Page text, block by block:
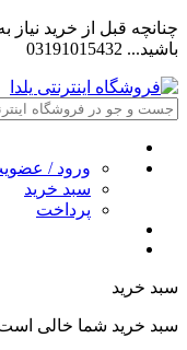
چنانچه قبل از خرید نیاز
باشید... 03191015432
ورود /
سبد خرید
پرداخت
سبد خرید
سبد خرید شما خالی